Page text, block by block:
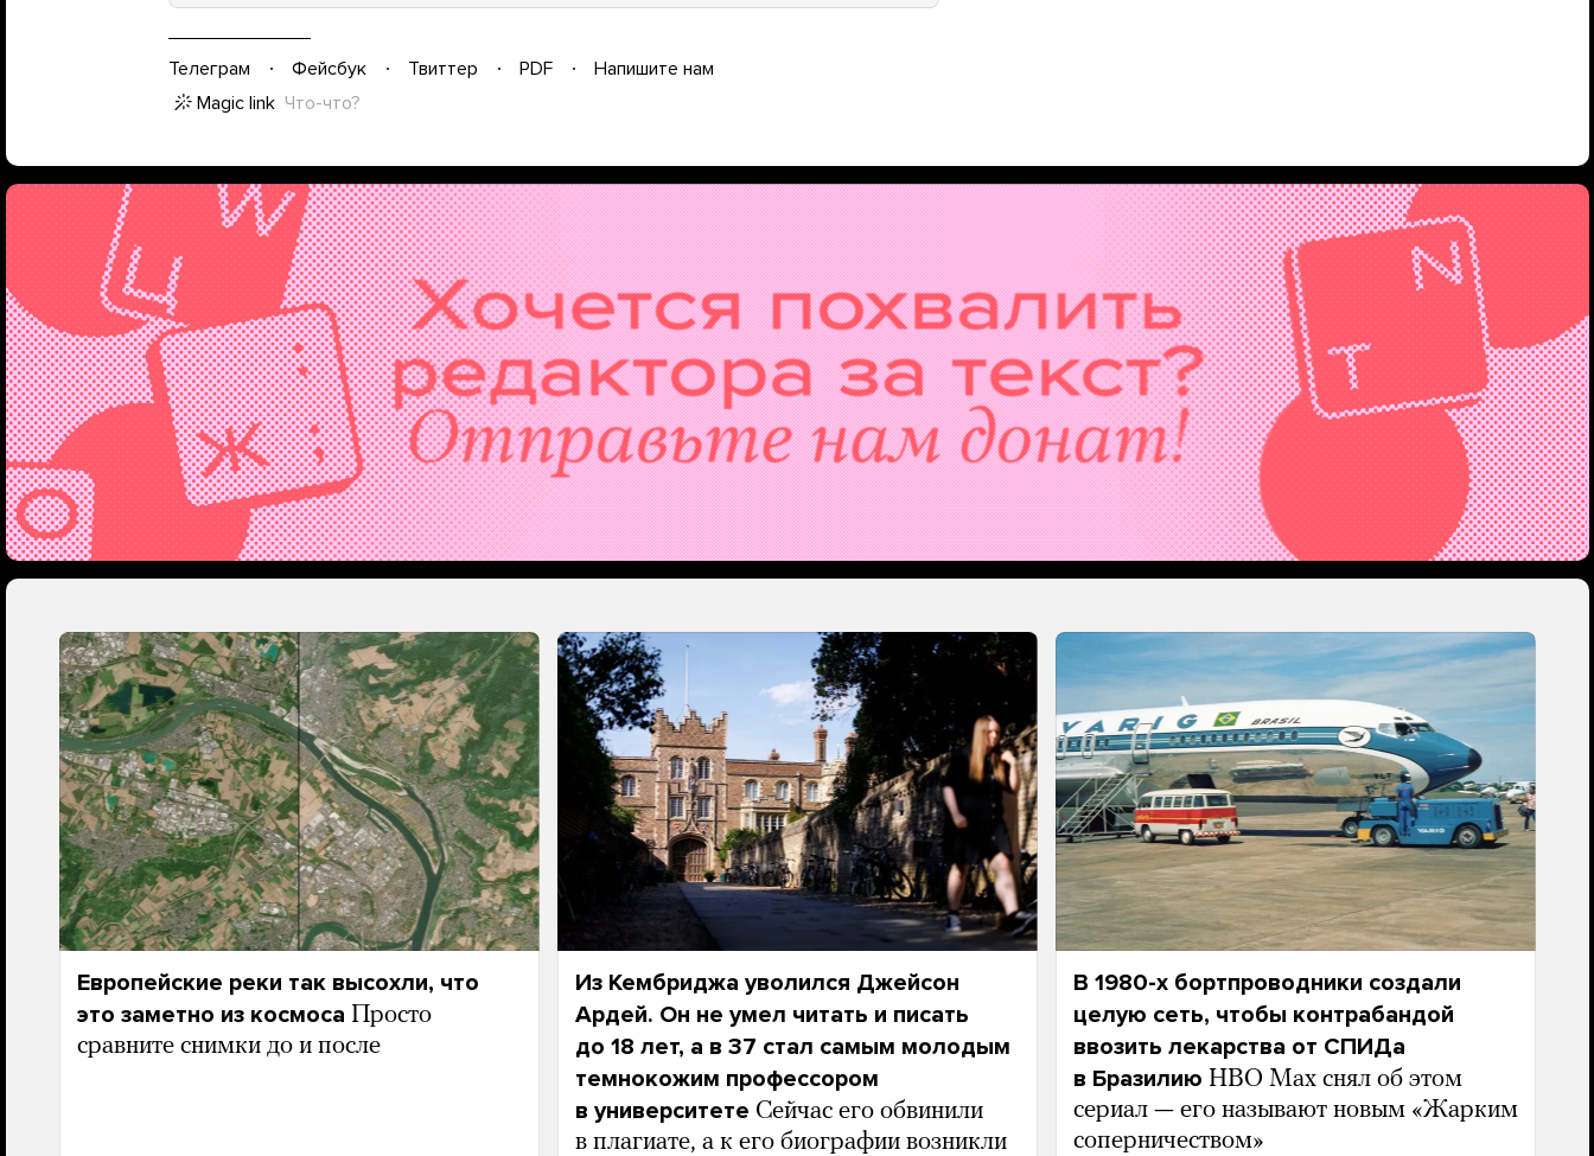
Телеграм Фейсбук Твиттер PDF
Напишите нам
Magic link Что-что?
Европейские реки так высохли, что
это заметно из космоса Просто
сравните снимки до и после
Из Кембриджа уволился Джейсон
Ардей. Он не умел читать и писать
до 18 лет, а в 37 стал самым молодым
темнокожим профессором
в университете Сейчас его обвинили
в плагиате, а к его биографии возникли
В 1980-х бортпроводники создали
целую сеть, чтобы контрабандой
ввозить лекарства от СПИДа
в Бразилию HBO Max снял об этом
сериал — его называют новым «Жарким
соперничеством»